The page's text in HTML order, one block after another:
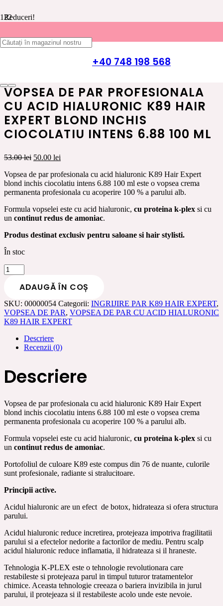
+40 748 198 568
Reduceri!
Prima pagină/INGRIJIRE PAR K89 HAIR EXPERT/VOPSEA
/ Vopsea de par profesionala cu acid hialuronic
VOPSEA DE PAR PROFESIONALA
CU ACID HIALURONIC K89 HAIR
EXPERT BLOND INCHIS
CIOCOLATIU INTENS 6.88 100 ML
53.00lei Prețul
a
fost:
53.00 lei.
50.00 lei
este:
50.00 lei.
Vopsea de par profesionala cu acid hialuronic K89 Hair Expert
blond inchis ciocolatiu intens 6.88 100 ml este o vopsea crema
permanenta profesionala cu acoperire 100 % a parului alb.
Formula vopselei este cu acid hialuronic, cu proteina k-plex si cu
un continut redus de amoniac.
Produs destinat exclusiv pentru saloane si hair stylisti.
În stoc
Cantitate
Vopsea
profesionala
cu
acid
K89
Hair
inchis
ciocolatiu
6.88
100
ml
ADAUGĂ ÎN COȘ
SKU: 00000054 Categorii: INGRIJIRE PAR K89 HAIR EXPERT,
VOPSEA DE PAR, VOPSEA DE PAR CU ACID HIALURONIC
K89 HAIR EXPERT
Descriere
Recenzii (0)
Descriere
Vopsea de par profesionala cu acid hialuronic K89 Hair Expert
blond inchis ciocolatiu intens 6.88 100 ml este o vopsea crema
permanenta profesionala cu acoperire 100 % a parului alb.
Formula vopselei este cu acid hialuronic, cu proteina k-plex si cu
un continut redus de amoniac.
Portofoliul de culoare K89 este compus din 76 de nuante, culorile
sunt profesionale, radiante si stralucitoare.
Principii active.
Acidul hialuronic are un efect de botox, hidrateaza si ofera structura
parului.
Acidul hialuronic reduce incretirea, protejeaza impotriva fragilitatii
parului si a efectelor nedorite a factorilor de mediu. Pentru scalp
acidul hialuronic reduce inflamatia, il hidrateaza si il hraneste.
Tehnologia K-PLEX este o tehnologie revolutionara care
restabileste si protejeaza parul in timpul tuturor tratamentelor
chimice. Aceasta tehnologie creeaza o bariera invizibila in jurul
parului, il protejeaza si il restabileste acolo unde este nevoie.